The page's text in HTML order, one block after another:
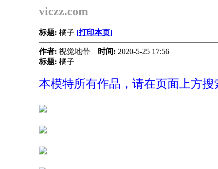
viczz.com
标题: 橘子 [打印本页]
作者: 视觉地带 时间: 2020-5-25 17:56
标题: 橘子
本模特所有作品，请在页面上方搜